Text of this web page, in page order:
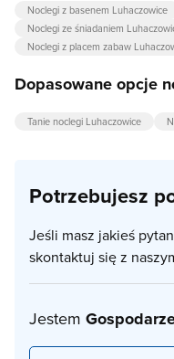
Noclegi z basenem Luhaczowice
Noclegi ze śniadaniem
Noclegi z placem zabaw
Dopasowane opcje
Tanie noclegi Luhaczowice
Potrzebujesz
Jeśli masz jakieś
skontaktuj się z
Jestem